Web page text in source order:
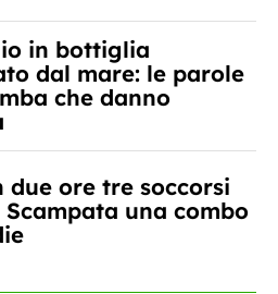
in bottiglia
dal mare: le parole
che danno
due ore tre soccorsi
una combo